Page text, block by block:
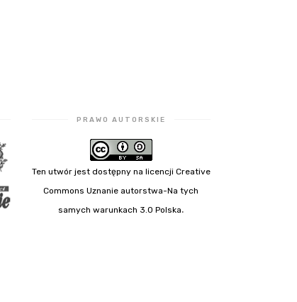
PRAWO AUTORSKIE
Ten utwór jest dostępny na licencji Creative
Commons Uznanie autorstwa-Na tych
samych warunkach 3.0 Polska.